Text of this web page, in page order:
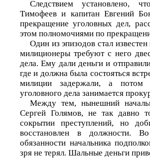
Следствием установлено,
Тимофеев и капитан Евгений
прекращение уголовных дел,
этом полномочиями по
Один из эпизодов стал
милиционеры требуют с него
дела. Ему дали деньги и
где и должна была состояться
милиции задержали, а потом
уголовного дела занимается
Между тем, нынешний
Сергей Голямов, не так
сокрытии преступлений, но
восстановлен в должности.
обязанности начальника
зря не терял. Шальные деньги